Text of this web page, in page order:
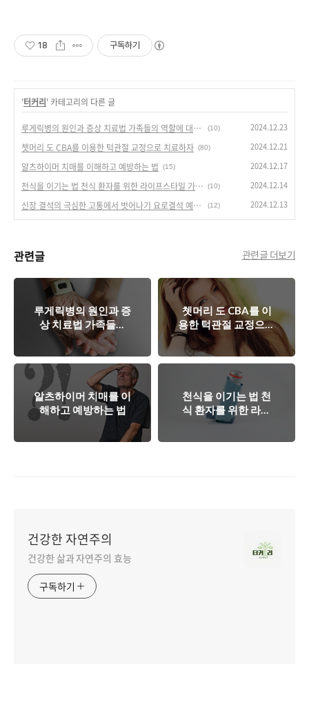
18 구독하기
'터커리' 카테고리의 다른 글
루게릭병의 원인과 증상 치료법 가족들의 역할에 대한 이야기 (10) 2024.12.23
쳇머리 도 CBA를 이용한 턱관절 교정으로 치료하자 (80) 2024.12.21
알츠하이머 치매를 이해하고 예방하는 법 (15) 2024.12.17
천식을 이기는 법 천식 환자를 위한 라이프스타일 가이드 (10) 2024.12.14
신장 결석의 극심한 고통에서 벗어나기 요로결석 예방법과 물마시기 (12) 2024.12.13
관련글 관련글 더보기
루게릭병의 원인과 증
상 치료법 가족들의
역할에 대한 이야기
쳇머리 도 CBA를 이
용한 턱관절 교정으로
치료하자
알츠하이머 치매를 이
해하고 예방하는 법
천식을 이기는 법 천
식 환자를 위한 라이
프스타일 가이드
건강한 자연주의
건강한 삶과 자연주의 효능
구독하기